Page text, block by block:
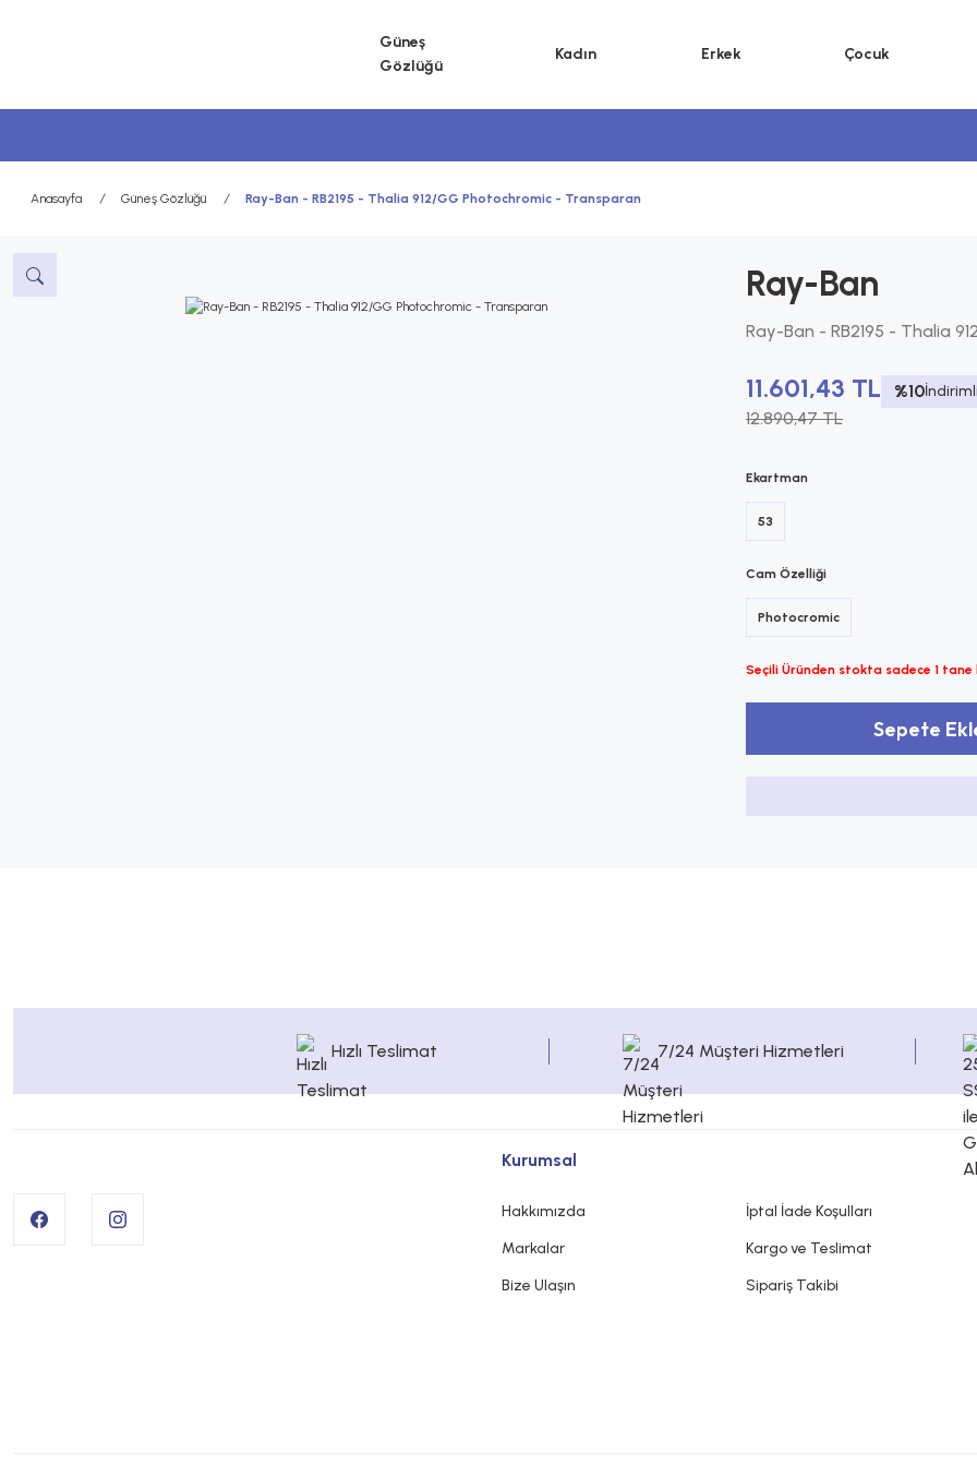
Güneş
Gözlüğü
Kadın Erkek Çocuk
Anasayfa Güneş Gözlüğü Ray-Ban - RB2195 - Thalia 912/GG Photochromic - Transparan
Ray-Ban
Ray-Ban - RB2195 - Thalia
11.601,43 TL
12.890,47 TL
%10
Ekartman
53
Cam Özelliği
Photocromic
Seçili Üründen stokta sadece 1 tane
Sepete
Hızlı Teslimat 7/24 Müşteri Hizmetleri
Kurumsal
Hakkımızda
İptal İade Koşulları
Markalar
Kargo ve Teslimat
Bize Ulaşın
Sipariş Takibi